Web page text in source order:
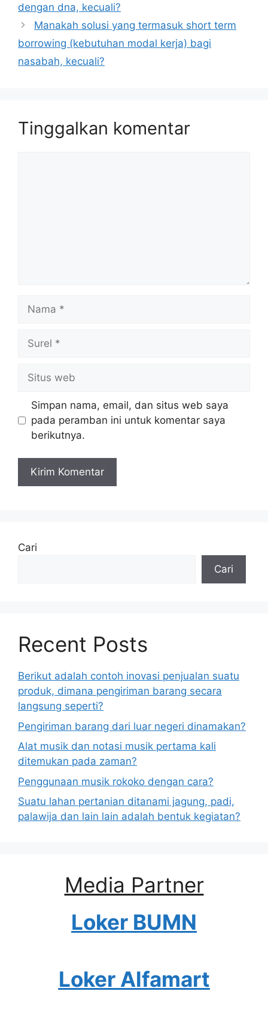
dengan dna, kecuali?
Manakah solusi yang termasuk short term
borrowing (kebutuhan modal kerja) bagi
nasabah, kecuali?
Tinggalkan komentar
web
Simpan nama, email, dan situs web saya
pada peramban ini untuk komentar saya
berikutnya.
Cari
Cari
Recent Posts
Berikut adalah contoh inovasi penjualan suatu
produk, dimana pengiriman barang secara
langsung seperti?
Pengiriman barang dari luar negeri dinamakan?
Alat musik dan notasi musik pertama kali
ditemukan pada zaman?
Penggunaan musik rokoko dengan cara?
Suatu lahan pertanian ditanami jagung, padi,
palawija dan lain lain adalah bentuk kegiatan?
Media Partner
Loker BUMN
Loker Alfamart